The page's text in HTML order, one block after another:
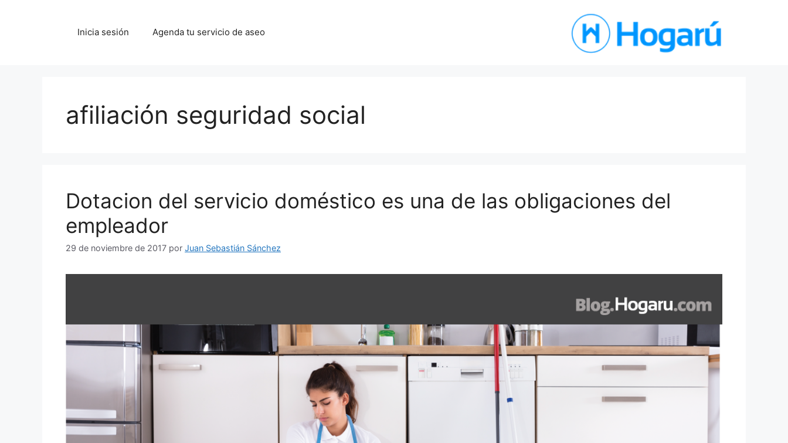
Inicia sesión Agenda tu servicio de aseo
afiliación seguridad social
Dotacion del servicio doméstico es una de las obligaciones del
empleador
29 de noviembre de 2017 por Juan Sebastián Sánchez